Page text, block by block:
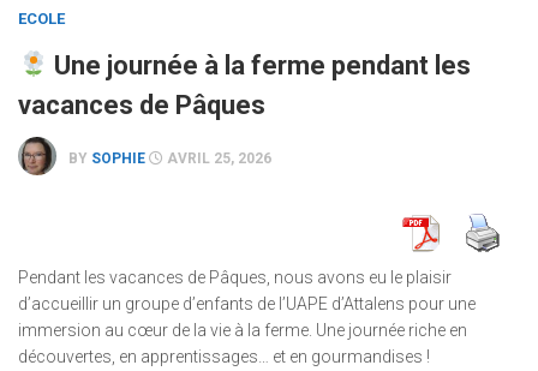
ECOLE
Une journée à la ferme pendant les
vacances de Pâques
BY SOPHIE AVRIL 25, 2026
Pendant les vacances de Pâques, nous avons eu le plaisir
d’accueillir un groupe d’enfants de l’UAPE d’Attalens pour une
immersion au cœur de la vie à la ferme. Une journée riche en
découvertes, en apprentissages… et en gourmandises !